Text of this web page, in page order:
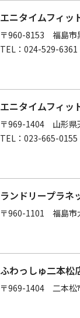
エニタイムフィッ
〒960-8153 福島市
TEL：024-529-6361
エニタイムフィッ
〒969-1404 山形県
TEL：023-665-0155
ランドリープラネ
〒960-1101 福島市
ふわっしゅ二本松
〒969-1404 二本松